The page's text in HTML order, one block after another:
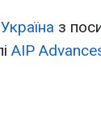
з
AIP